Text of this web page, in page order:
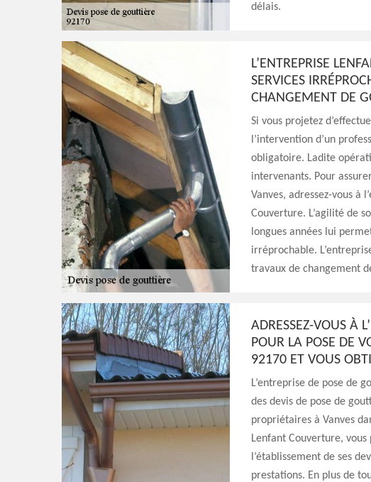
délais.
L’ENTREPRISE
SERVICES
CHANGEMENT DE
Si vous projetez
l’intervention d’un
obligatoire. Ladite
intervenants. Pour
Vanves, adressez-vous à
Couverture. L’agilité de
longues années lui
irréprochable.
travaux de changement
ADRESSEZ-VOUS À
POUR LA POSE DE
92170 ET VOUS
L’entreprise de pose de
des devis de pose de
propriétaires à Vanves
Lenfant Couverture,
l’établissement de ses
prestations. En plus de